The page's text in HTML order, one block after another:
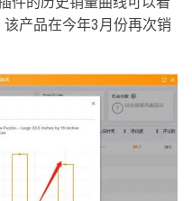
产品在今年3月份再次销